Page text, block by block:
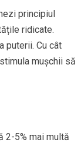
principiul
ridicate.
puterii. Cu cât
mușchii să
2-5% mai multă